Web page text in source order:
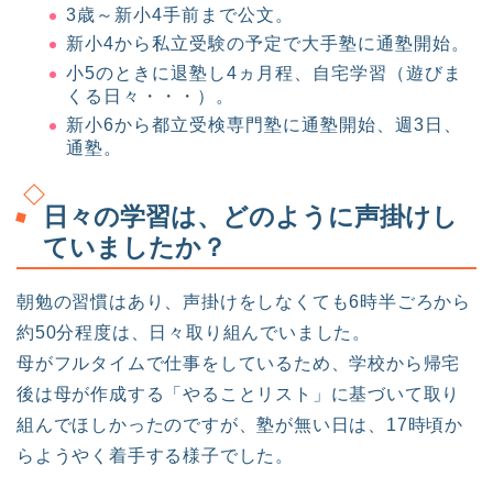
3歳～新小4手前まで公文。
新小4から私立受験の予定で大手塾に通塾開始。
小5のときに退塾し4ヵ月程、自宅学習（遊びま
くる日々・・・）。
新小6から都立受検専門塾に通塾開始、週3日、
通塾。
日々の学習は、どのように声掛けし
ていましたか？
朝勉の習慣はあり、声掛けをしなくても6時半ごろから
約50分程度は、日々取り組んでいました。
母がフルタイムで仕事をしているため、学校から帰宅
後は母が作成する「やることリスト」に基づいて取り
組んでほしかったのですが、塾が無い日は、17時頃か
らようやく着手する様子でした。